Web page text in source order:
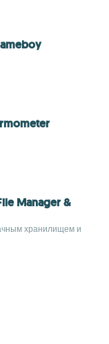
Manager &
хранилищем и